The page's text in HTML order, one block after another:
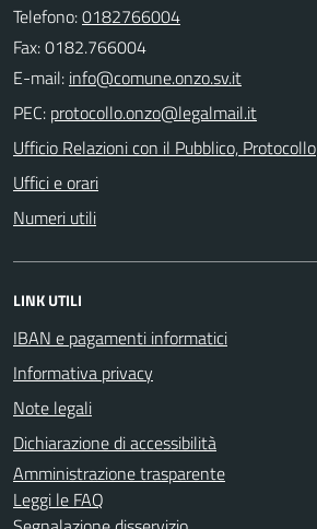
Telefono:0182766004
Fax: 0182.766004
E-mail:
PEC:
Ufficio Relazioni con il Pubblico, Protocollo
Uffici e orari
Numeri utili
LINK UTILI
IBAN e pagamenti informatici
Informativa privacy
Note legali
Dichiarazione di accessibilità
Amministrazione trasparente
Leggi le FAQ